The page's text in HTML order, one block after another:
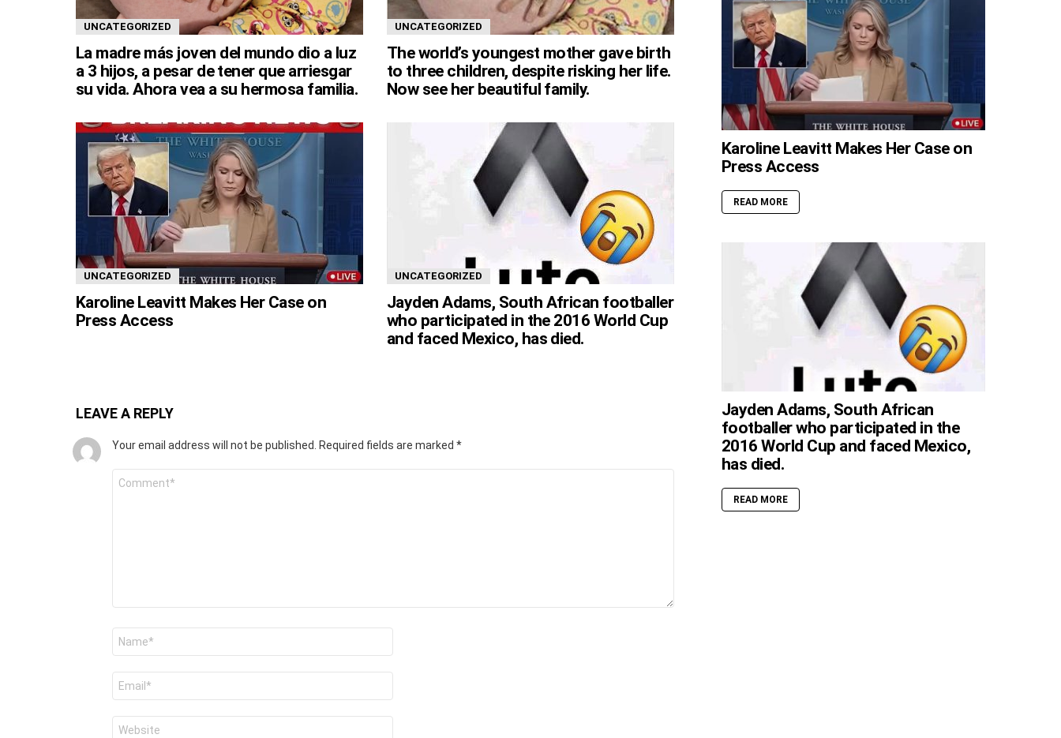
UNCATEGORIZED
La madre más joven del mundo dio a luz
a 3 hijos, a pesar de tener que arriesgar
su vida. Ahora vea a su hermosa familia.
UNCATEGORIZED
The world’s youngest mother gave birth
to three children, despite risking her life.
Now see her beautiful family.
UNCATEGORIZED
Karoline Leavitt Makes Her Case on
Press Access
UNCATEGORIZED
Jayden Adams, South African footballer
who participated in the 2016 World Cup
and faced Mexico, has died.
LEAVE A REPLY
Your email address will not be published. Required fields are marked *
Karoline Leavitt Makes Her Case on
Press Access
READ MORE
Jayden Adams, South African
footballer who participated in the
2016 World Cup and faced Mexico,
has died.
READ MORE